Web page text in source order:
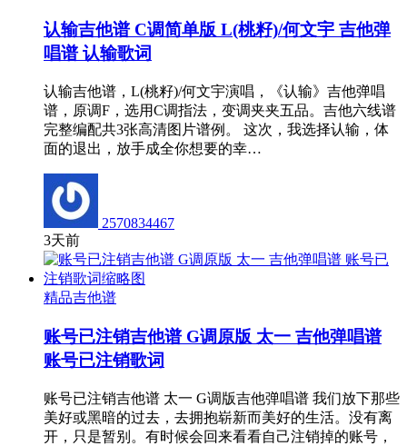
认输吉他谱 C调简单版 L(桃籽)/何文宇 吉他弹
唱谱 认输歌词
认输吉他谱，L(桃籽)/何文宇演唱，《认输》吉他弹唱
谱，原调F，选用C调指法，变调夹夹五品。吉他六线谱
完整编配共3张高清图片谱例。 这次，我选择认输，体
面的退出，放手成全你想要的幸…
2570834467
3天前
精品吉他谱
账号已注销吉他谱 G调原版 太一 吉他弹唱谱
账号已注销歌词
账号已注销吉他谱 太一 G调版吉他弹唱谱 我们放下那些
美好或黑暗的过去，去拥抱崭新而美好的生活。没有离
开，只是暂别。有时候会回来看看自己注销掉的账号，